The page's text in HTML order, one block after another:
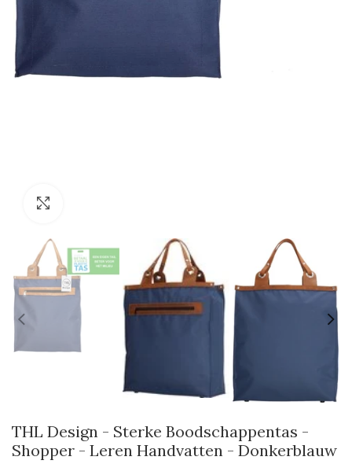
THL Design - Sterke Boodschappentas -
Shopper - Leren Handvatten - Donkerblauw